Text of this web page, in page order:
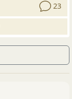
23